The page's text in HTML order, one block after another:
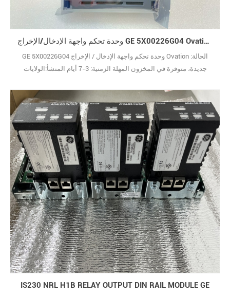
وحدة تحكم واجهة الإدخال/الإخراج GE 5X00226G04 Ovation™
GE 5X00226G04 وحدة تحكم واجهة الإدخال / الإخراج Ovation الحالة:
جديدة، متوفرة في المخزون المهلة الزمنية: 3-7 أيام المنشأ:الولايات
IS230 NRL H1B RELAY OUTPUT DIN RAIL MODULE GE